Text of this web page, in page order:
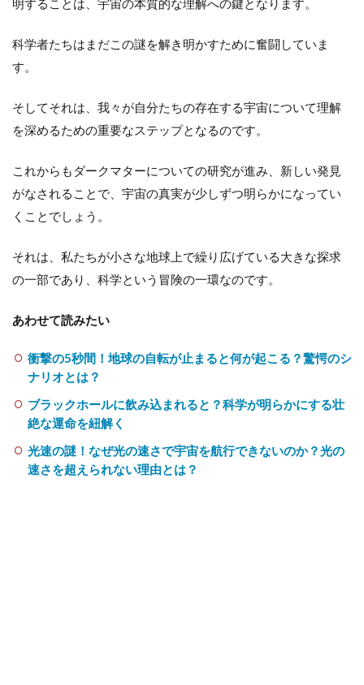
明することは、宇宙の本質的な理解への鍵となります。
科学者たちはまだこの謎を解き明かすために奮闘していま
す。
そしてそれは、我々が自分たちの存在する宇宙について理解
を深めるための重要なステップとなるのです。
これからもダークマターについての研究が進み、新しい発見
がなされることで、宇宙の真実が少しずつ明らかになってい
くことでしょう。
それは、私たちが小さな地球上で繰り広げている大きな探求
の一部であり、科学という冒険の一環なのです。
あわせて読みたい
衝撃の5秒間！地球の自転が止まると何が起こる？驚愕のシ
ナリオとは？
ブラックホールに飲み込まれると？科学が明らかにする壮
絶な運命を紐解く
光速の謎！なぜ光の速さで宇宙を航行できないのか？光の
速さを超えられない理由とは？